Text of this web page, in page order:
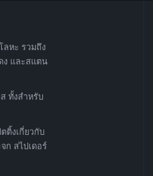
ลหะ รวมถึง
ง และสแตน
ทั้งสำหรับ
ติ้งเกี่ยวกับ
ก สไปเดอร์